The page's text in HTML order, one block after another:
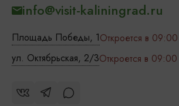
Площадь Победы, 1Откроется в 09:00
ул. Октябрьская, 2/3Откроется в 09:00
info@visit-kaliningrad.ru